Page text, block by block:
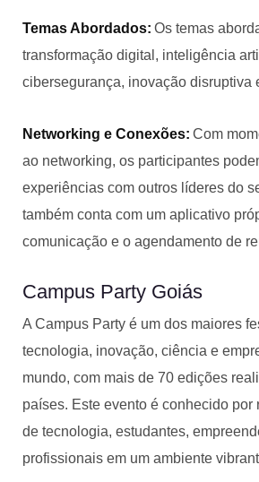
Temas Abordados: Os temas
transformação digital, inteligência
cibersegurança, inovação disruptiva
Networking e Conexões: Com
ao networking, os participantes
experiências com outros líderes do
também conta com um aplicativo
comunicação e o agendamento de
Campus Party Goiás
A Campus Party é um dos maiores
tecnologia, inovação, ciência e
mundo, com mais de 70 edições
países. Este evento é conhecido por
de tecnologia, estudantes,
profissionais em um ambiente